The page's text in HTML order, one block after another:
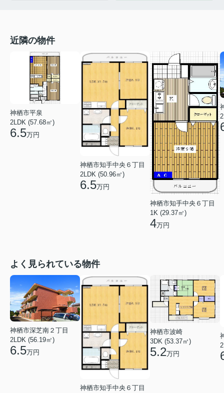
近隣の物件
神栖市平泉
2LDK (57.68㎡)
6.5万円
神栖市知手中央６丁目
2LDK (50.96㎡)
6.5万円
神栖市知手中央６丁目
1K (29.37㎡)
4万円
よく見られている物件
神栖市深芝南２丁目
2LDK (56.19㎡)
6.5万円
神栖市知手中央６丁目
神栖市波崎
3DK (53.37㎡)
5.2万円